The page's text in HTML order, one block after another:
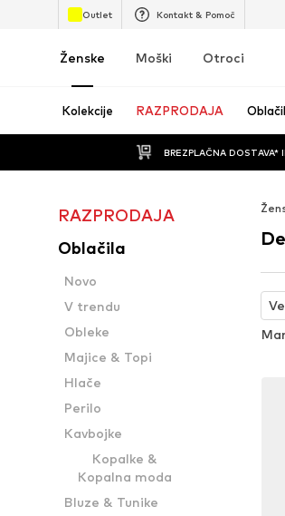
Outlet Kontakt & Pomoč
Ženske Moški Otroci
Kolekcije RAZPRODAJA
BREZPLAČNA DOSTAVA*
RAZPRODAJA
Oblačila
Novo
V trendu
Obleke
Majice & Topi
Hlače
Perilo
Kavbojke
Kopalke &
Kopalna moda
Bluze & Tunike